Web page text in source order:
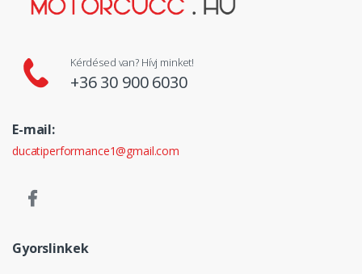
Kérdésed van? Hívj minket!
+36 30 900 6030
E-mail:
ducatiperformance1@gmail.com
Gyorslinkek